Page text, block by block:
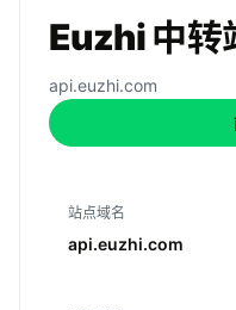
Euzhi 中转
api.euzhi.com
站点域名
api.euzhi.com